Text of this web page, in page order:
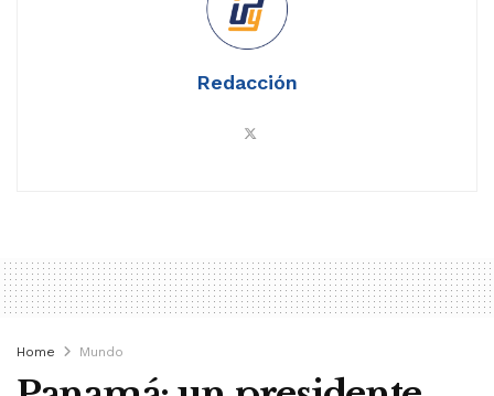
Redacción
Home Mundo